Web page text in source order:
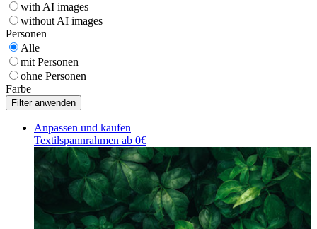
with AI images
without AI images
Personen
Alle
mit Personen
ohne Personen
Farbe
Anpassen und kaufen
Textilspannrahmen ab 0€